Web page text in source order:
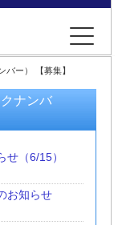
バー） 【募集】
ナンバ
せ（6/15）
お知らせ